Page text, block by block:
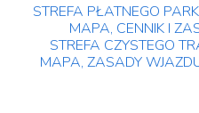
STREFA PŁATNEGO
MAPA, CENNIK I
STREFA CZYSTEGO
MAPA, ZASADY